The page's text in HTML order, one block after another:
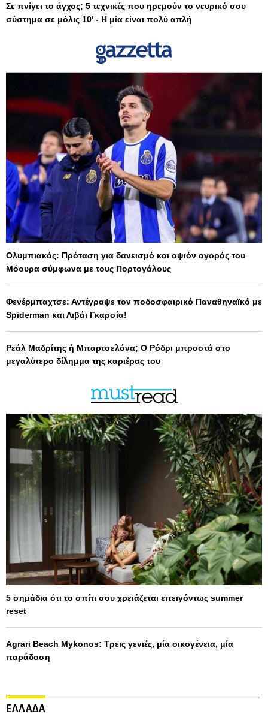
Σε πνίγει το άγχος; 5 τεχνικές που ηρεμούν το νευρικό σου
σύστημα σε μόλις 10' - Η μία είναι πολύ απλή
Ολυμπιακός: Πρόταση για δανεισμό και οψιόν αγοράς του
Μόουρα σύμφωνα με τους Πορτογάλους
Φενέρμπαχτσε: Αντέγραψε τον ποδοσφαιρικό Παναθηναϊκό με
Spiderman και Λιβάι Γκαρσία!
Ρεάλ Μαδρίτης ή Μπαρτσελόνα; Ο Ρόδρι μπροστά στο
μεγαλύτερο δίλημμα της καριέρας του
5 σημάδια ότι το σπίτι σου χρειάζεται επειγόντως summer
reset
Agrari Beach Mykonos: Τρεις γενιές, μία οικογένεια, μία
παράδοση
ΕΛΛΑΔΑ